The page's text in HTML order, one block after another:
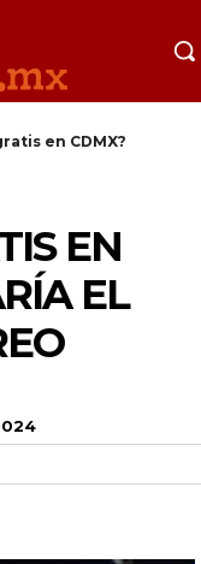
en CDMX?
EN
EL